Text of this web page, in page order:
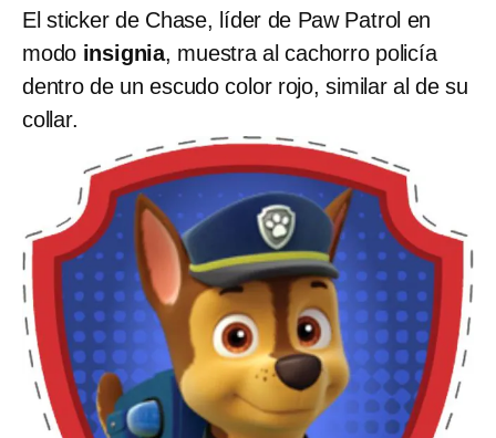
El sticker de Chase, líder de Paw Patrol en
modo insignia, muestra al cachorro policía
dentro de un escudo color rojo, similar al de su
collar.